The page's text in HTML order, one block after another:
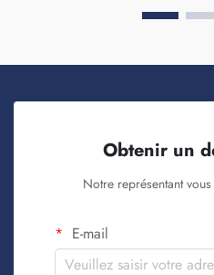
Obtenir un
Notre représentant
E-mail